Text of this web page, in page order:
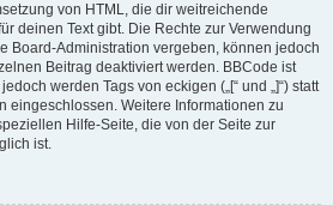
von HTML, die dir weitreichende
deinen Text gibt. Die Rechte zur Verwendung
Board-Administration vergeben, können jedoch
Beitrag deaktiviert werden. BBCode ist
werden Tags von eckigen („[“ und „]“) statt
eingeschlossen. Weitere Informationen zu
Hilfe-Seite, die von der Seite zur
ist.